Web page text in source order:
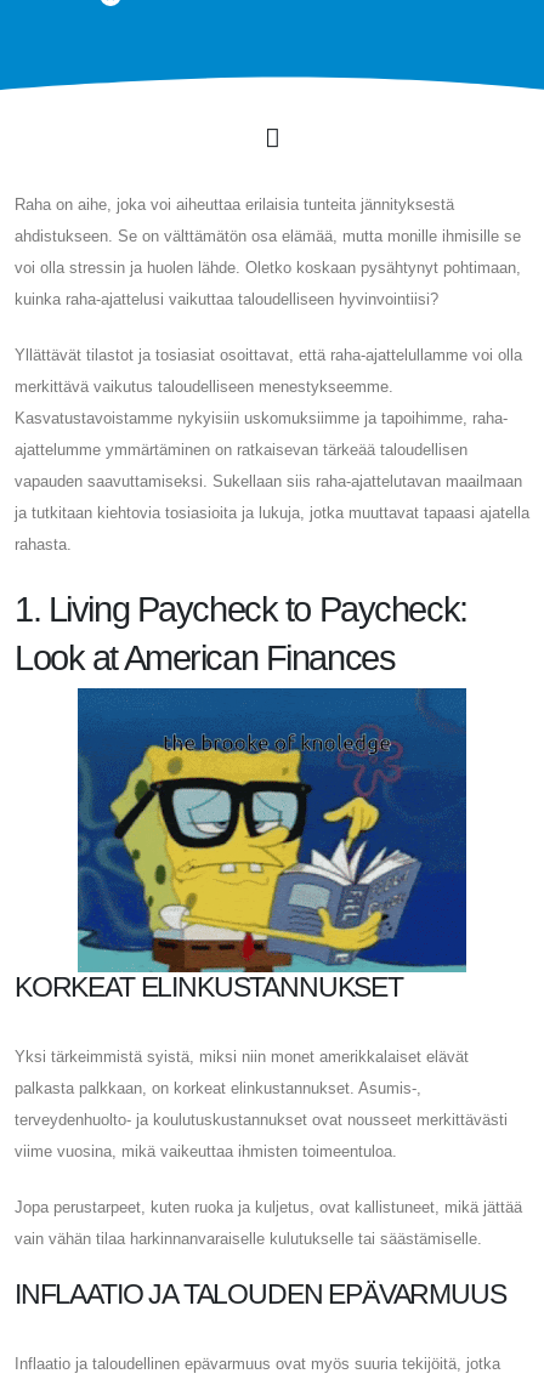
Raha on aihe, joka voi aiheuttaa erilaisia ​​tunteita jännityksestä
ahdistukseen. Se on välttämätön osa elämää, mutta monille ihmisille se
voi olla stressin ja huolen lähde. Oletko koskaan pysähtynyt pohtimaan,
kuinka raha-ajattelusi vaikuttaa taloudelliseen hyvinvointiisi?
Yllättävät tilastot ja tosiasiat osoittavat, että raha-ajattelullamme voi olla
merkittävä vaikutus taloudelliseen menestykseemme.
Kasvatustavoistamme nykyisiin uskomuksiimme ja tapoihimme, raha-
ajattelumme ymmärtäminen on ratkaisevan tärkeää taloudellisen
vapauden saavuttamiseksi. Sukellaan siis raha-ajattelutavan maailmaan
ja tutkitaan kiehtovia tosiasioita ja lukuja, jotka muuttavat tapaasi ajatella
rahasta.
1. Living Paycheck to Paycheck:
Look at American Finances
KORKEAT ELINKUSTANNUKSET
Yksi tärkeimmistä syistä, miksi niin monet amerikkalaiset elävät
palkasta palkkaan, on korkeat elinkustannukset. Asumis-,
terveydenhuolto- ja koulutuskustannukset ovat nousseet merkittävästi
viime vuosina, mikä vaikeuttaa ihmisten toimeentuloa.
Jopa perustarpeet, kuten ruoka ja kuljetus, ovat kallistuneet, mikä jättää
vain vähän tilaa harkinnanvaraiselle kulutukselle tai säästämiselle.
INFLAATIO JA TALOUDEN EPÄVARMUUS
Inflaatio ja taloudellinen epävarmuus ovat myös suuria tekijöitä, jotka